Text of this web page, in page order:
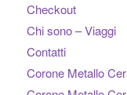
Checkout
Chi sono – Viaggi
Contatti
Corone Metallo